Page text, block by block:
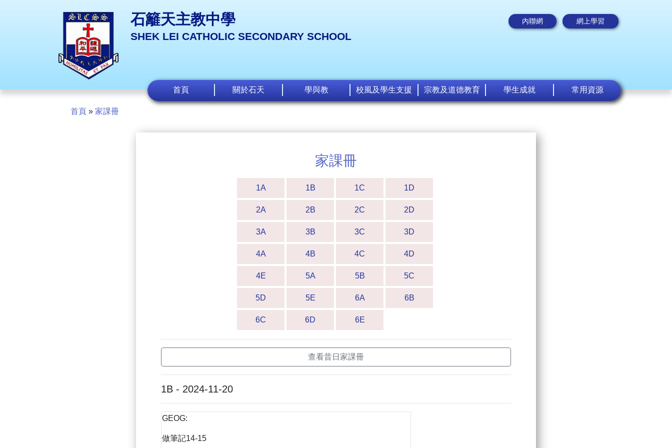
石籬天主教中學
SHEK LEI CATHOLIC SECONDARY SCHOOL
內聯網 網上學習
首頁 關於石天 學與教 校風及學生支援 宗教及道德教育 學生成就 常用資源
首頁 » 家課冊
家課冊
1A 1B 1C 1D
2A 2B 2C 2D
3A 3B 3C 3D
4A 4B 4C 4D
4E 5A 5B 5C
5D 5E 6A 6B
6C 6D 6E
查看昔日家課冊
1B - 2024-11-20
GEOG:
做筆記14-15